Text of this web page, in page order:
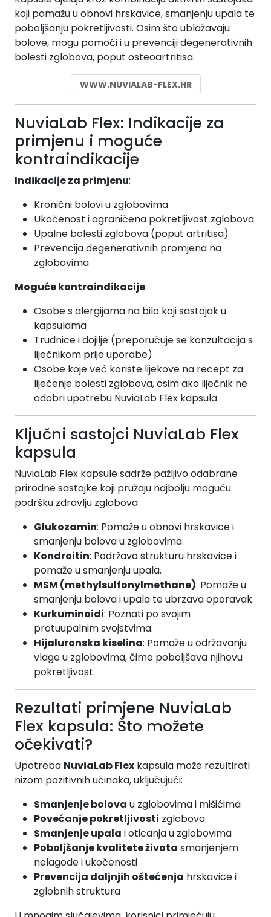
koji pomažu u obnovi hrskavice, smanjenju upala te
poboljšanju pokretljivosti. Osim što ublažavaju
bolove, mogu pomoći i u prevenciji degenerativnih
bolesti zglobova, poput osteoartritisa.
WWW.NUVIALAB-FLEX.HR
NuviaLab Flex: Indikacije za
primjenu i moguće
kontraindikacije
Indikacije za primjenu:
Kronični bolovi u zglobovima
Ukočenost i ograničena pokretljivost zglobova
Upalne bolesti zglobova (poput artritisa)
Prevencija degenerativnih promjena na
zglobovima
Moguće kontraindikacije:
Osobe s alergijama na bilo koji sastojak u
kapsulama
Trudnice i dojilje (preporučuje se konzultacija s
liječnikom prije uporabe)
Osobe koje već koriste lijekove na recept za
liječenje bolesti zglobova, osim ako liječnik ne
odobri upotrebu NuviaLab Flex kapsula
Ključni sastojci NuviaLab Flex
kapsula
NuviaLab Flex kapsule sadrže pažljivo odabrane
prirodne sastojke koji pružaju najbolju moguću
podršku zdravlju zglobova:
Glukozamin: Pomaže u obnovi hrskavice i
smanjenju bolova u zglobovima.
Kondroitin: Podržava strukturu hrskavice i
pomaže u smanjenju upala.
MSM (methylsulfonylmethane): Pomaže u
smanjenju bolova i upala te ubrzava oporavak.
Kurkuminoidi: Poznati po svojim
protuupalnim svojstvima.
Hijaluronska kiselina: Pomaže u održavanju
vlage u zglobovima, čime poboljšava njihovu
pokretljivost.
Rezultati primjene NuviaLab
Flex kapsula: Što možete
očekivati?
Upotreba NuviaLab Flex kapsula može rezultirati
nizom pozitivnih učinaka, uključujući:
Smanjenje bolova u zglobovima i mišićima
Povećanje pokretljivosti zglobova
Smanjenje upala i oticanja u zglobovima
Poboljšanje kvalitete života smanjenjem
nelagode i ukočenosti
Prevencija daljnjih oštećenja hrskavice i
zglobnih struktura